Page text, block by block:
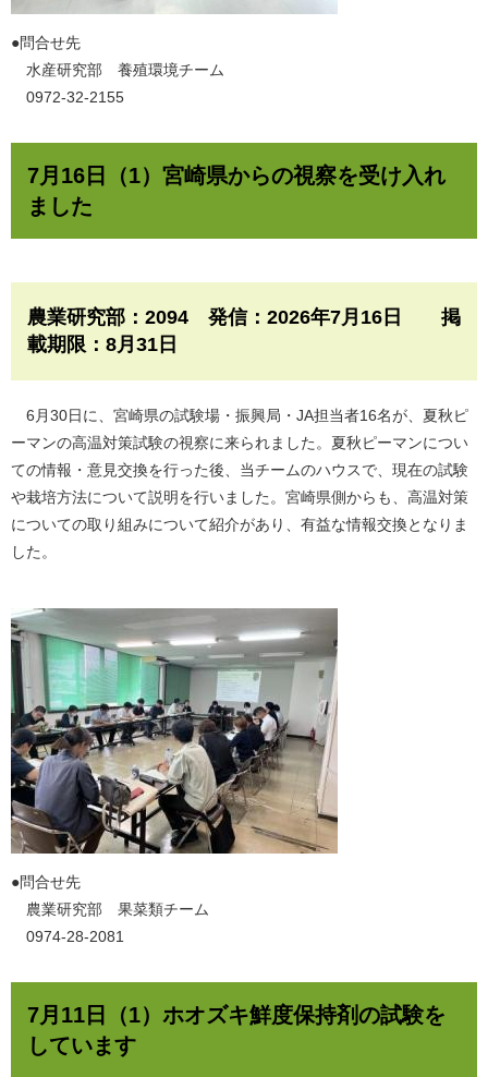
​●問合せ先
水産研究部 養殖環境チーム
0972-32-2155
7月16日（1）宮崎県からの視察を受け入れ
ました
農業研究部：2094 発信：2026年7月16日 掲
載期限：8月31日​
6月30日に、宮崎県の試験場・振興局・JA担当者16名が、夏秋ピ
ーマンの高温対策試験の視察に来られました。夏秋ピーマンについ
ての情報・意見交換を行った後、当チームのハウスで、現在の試験
や栽培方法について説明を行いました。宮崎県側からも、高温対策
についての取り組みについて紹介があり、有益な情報交換となりま
した。
​●問合せ先
農業研究部 果菜類チーム
0974-28-2081
7月11日（1）ホオズキ鮮度保持剤の試験を
しています